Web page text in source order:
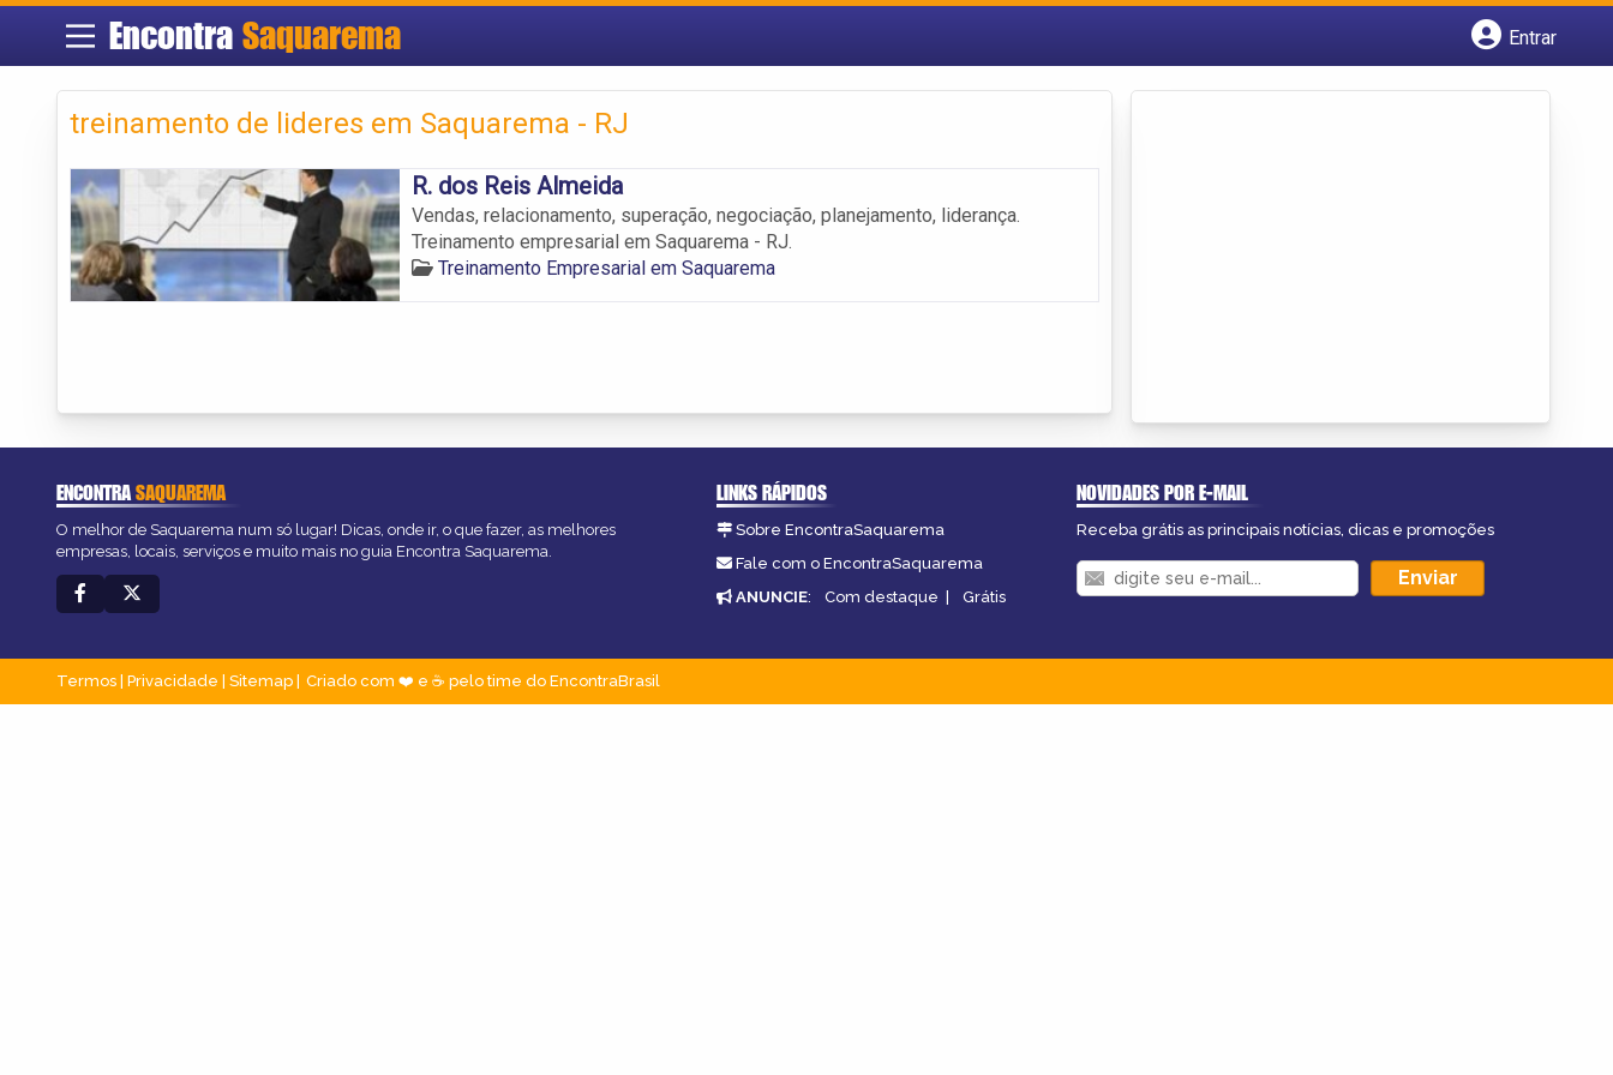
Encontra Saquarema
Entrar
treinamento de lideres em Saquarema - RJ
R. dos Reis Almeida
Vendas, relacionamento, superação, negociação, planejamento, liderança.
Treinamento empresarial em Saquarema - RJ.
Treinamento Empresarial em Saquarema
ENCONTRASAQUAREMA
O melhor de Saquarema num só lugar! Dicas, onde ir, o que fazer, as melhores
empresas, locais, serviços e muito mais no guia Encontra Saquarema.
LINKS RÁPIDOS
Sobre EncontraSaquarema
Fale com o EncontraSaquarema
ANUNCIE: Com destaque | Grátis
NOVIDADES POR E-MAIL
Receba grátis as principais notícias, dicas e promoções
Termos Privacidade Sitemap Criado com ❤️ e ☕ pelo time do EncontraBrasil